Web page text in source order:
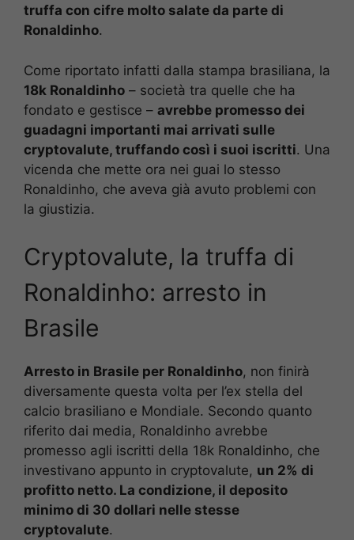
truffa con cifre molto salate da parte di
Ronaldinho.
Come riportato infatti dalla stampa brasiliana, la
18k Ronaldinho – società tra quelle che ha
fondato e gestisce – avrebbe promesso dei
guadagni importanti mai arrivati sulle
cryptovalute, truffando così i suoi iscritti. Una
vicenda che mette ora nei guai lo stesso
Ronaldinho, che aveva già avuto problemi con
la giustizia.
Cryptovalute, la truffa di
Ronaldinho: arresto in
Brasile
Arresto in Brasile per Ronaldinho, non finirà
diversamente questa volta per l’ex stella del
calcio brasiliano e Mondiale. Secondo quanto
riferito dai media, Ronaldinho avrebbe
promesso agli iscritti della 18k Ronaldinho, che
investivano appunto in cryptovalute, un 2% di
profitto netto. La condizione, il deposito
minimo di 30 dollari nelle stesse
cryptovalute.